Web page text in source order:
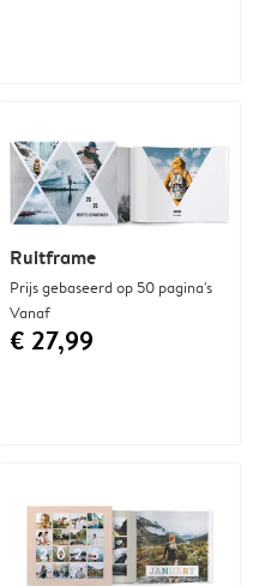
Ruitframe
Prijs gebaseerd op 50 pagina's
Vanaf
€ 27,99